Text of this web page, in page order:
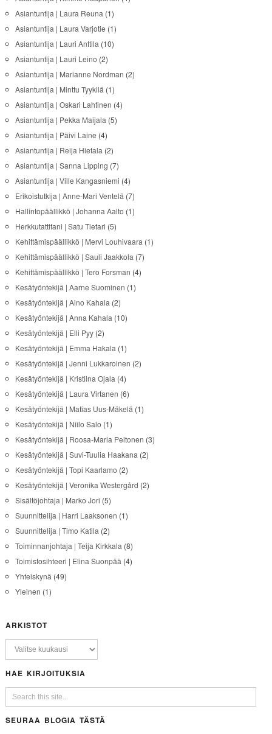
Asiantuntija | Laura Reuna (1)
Asiantuntija | Laura Varjotie (1)
Asiantuntija | Lauri Anttila (10)
Asiantuntija | Lauri Leino (2)
Asiantuntija | Marianne Nordman (2)
Asiantuntija | Minttu Tyykilä (1)
Asiantuntija | Oskari Lahtinen (4)
Asiantuntija | Pekka Maijala (5)
Asiantuntija | Päivi Laine (4)
Asiantuntija | Reija Hietala (2)
Asiantuntija | Sanna Lipping (7)
Asiantuntija | Ville Kangasniemi (4)
Erikoistutkija | Anne-Mari Ventelä (7)
Hallintopäällikkö | Johanna Aalto (1)
Herkkutattifani | Satu Tietari (5)
Kehittämispäällikkö | Mervi Louhivaara (1)
Kehittämispäällikkö | Sauli Jaakkola (7)
Kehittämispäällikkö | Tero Forsman (4)
Kesätyöntekijä | Aarne Suominen (1)
Kesätyöntekijä | Aino Kahala (2)
Kesätyöntekijä | Anna Kahala (10)
Kesätyöntekijä | Elli Pyy(2)
Kesätyöntekijä | Emma Hakala (1)
Kesätyöntekijä | Jenni Lukkaroinen (2)
Kesätyöntekijä | Kristiina Ojala (4)
Kesätyöntekijä | Laura Virtanen (6)
Kesätyöntekijä | Matias Uus-Mäkelä (1)
Kesätyöntekijä | Niilo Salo (1)
Kesätyöntekijä | Roosa-Maria Peltonen (3)
Kesätyöntekijä | Suvi-Tuulia Haakana (2)
Kesätyöntekijä | Topi Kaarlamo (2)
Kesätyöntekijä | Veronika Westergård (2)
Sisältöjohtaja | Marko Jori (5)
Suunnittelija | Harri Laaksonen (1)
Suunnittelija | Timo Katila (2)
Toiminnanjohtaja | Teija Kirkkala (8)
Toimistosihteeri | Elina Suonpää (4)
Yhteiskynä (49)
Yleinen (1)
ARKISTOT
HAE KIRJOITUKSIA
SEURAA BLOGIA TÄSTÄ